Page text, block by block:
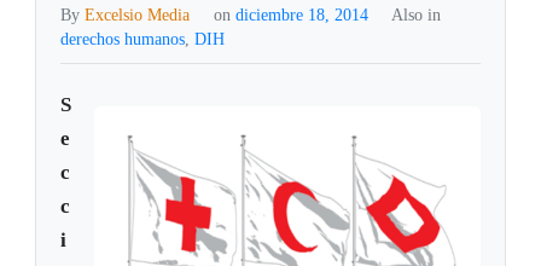
ByExcelsio Media on diciembre 18, 2014
Also in
derechos humanos,DIH
S
e
c
c
i